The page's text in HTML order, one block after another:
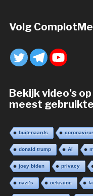
Volg
Bekijk video’s
meest
buitenaards
donald trump AI
joey biden privacy
nazi’s oekraine